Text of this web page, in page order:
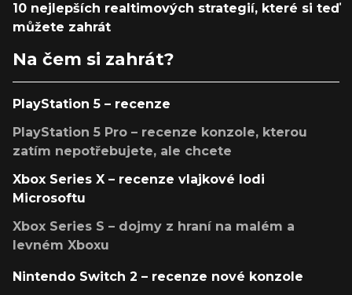
10 nejlepších realtimových strategií, které si teď
můžete zahrát
Na čem si zahrát?
PlayStation 5 – recenze
PlayStation 5 Pro – recenze konzole, kterou
zatím nepotřebujete, ale chcete
Xbox Series X – recenze vlajkové lodi
Microsoftu
Xbox Series S – dojmy z hraní na malém a
levném Xboxu
Nintendo Switch 2 – recenze nové konzole